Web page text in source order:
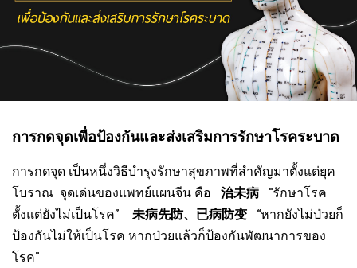
การกดจุดเพื่อป้องกันและส่งเสริมการรักษาโรคระบาด
การกดจุด เป็นหนึ่งวิธีบำรุงรักษาสุขภาพที่สำคัญมาตั้งแต่ยุค
โบราณ จุดเด่นของแพทย์แผนจีน คือ 治未病 “รักษาโรค
ตั้งแต่ยังไม่เป็นโรค” 未病先防、已病防变
“หากยังไม่ป่วยก็
ป้องกันไม่ให้เป็นโรค หากป่วยแล้วก็ป้องกันพัฒนาการของ
โรค”